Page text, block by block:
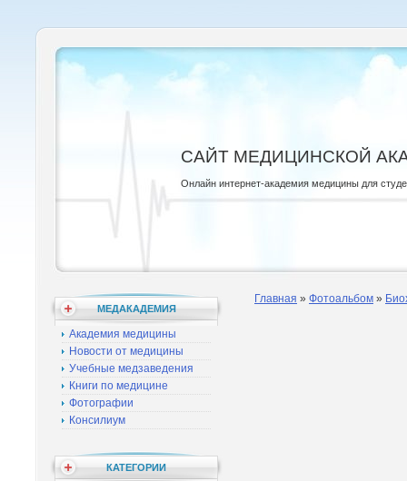
САЙТ МЕДИЦИНСКОЙ
Онлайн интернет-академия медицины для
МЕДАКАДЕМИЯ
Академия медицины
Новости от медицины
Учебные медзаведения
Книги по медицине
Фотографии
Консилиум
КАТЕГОРИИ
Главная » Фотоальбом »